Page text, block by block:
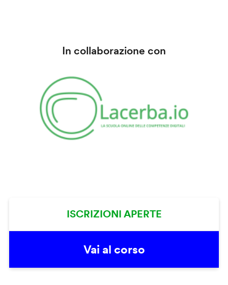
In collaborazione con
ISCRIZIONI APERTE
Vai al corso